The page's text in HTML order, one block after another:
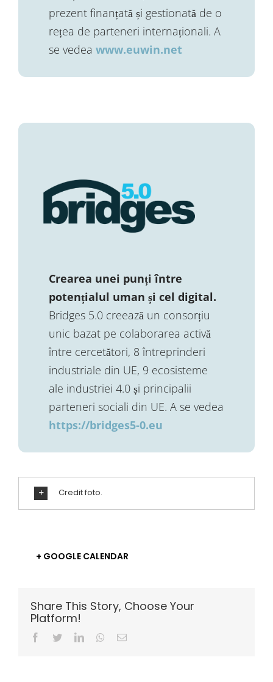
prezent finanțată și gestionată de o
rețea de parteneri internaționali. A
se vedea www.euwin.net
Crearea unei punți între
potențialul uman și cel digital.
Bridges 5.0 creează un consorțiu
unic bazat pe colaborarea activă
între cercetători, 8 întreprinderi
industriale din UE, 9 ecosisteme
ale industriei 4.0 și principalii
parteneri sociali din UE. A se vedea
https://bridges5-0.eu
Credit foto.
+ GOOGLE CALENDAR
Share This Story, Choose Your
Platform!
Facebook
TwitterLinkedInWhatsapp
Email